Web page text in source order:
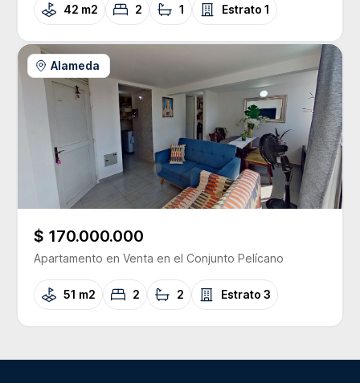
42 m2 2 1 Estrato 1
Alameda
$ 170.000.000
Apartamento en Venta en el Conjunto Pelícano
51 m2 2 2 Estrato 3